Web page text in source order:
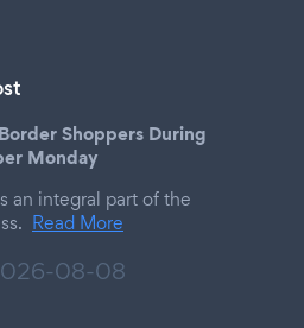
Shoppers During
Monday
an integral part of the
Read More
08-08